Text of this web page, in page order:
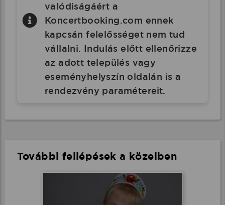
valódiságáért a
Koncertbooking.com ennek
kapcsán felelősséget nem tud
vállalni. Indulás előtt ellenőrizze
az adott település vagy
eseményhelyszín oldalán is a
rendezvény paramétereit.
További fellépések a közelben